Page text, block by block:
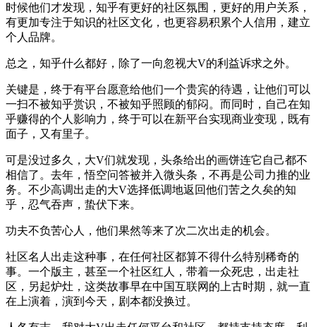
时候他们才发现，知乎有更好的社区氛围，更好的用户关系，
有更加专注于知识的社区文化，也更容易积累个人信用，建立
个人品牌。
总之，知乎什么都好，除了一向忽视大V的利益诉求之外。
关键是，终于有平台愿意给他们一个贵宾的待遇，让他们可以
一扫不被知乎赏识，不被知乎照顾的郁闷。而同时，自己在知
乎赚得的个人影响力，终于可以在新平台实现商业变现，既有
面子，又有里子。
可是没过多久，大V们就发现，头条给出的画饼连它自己都不
相信了。去年，悟空问答被并入微头条，不再是公司力推的业
务。不少高调出走的大V选择低调地返回他们苦之久矣的知
乎，忍气吞声，蛰伏下来。
功夫不负苦心人，他们果然等来了次二次出走的机会。
社区名人出走这种事，在任何社区都算不得什么特别稀奇的
事。一个版主，甚至一个社区红人，带着一众死忠，出走社
区，另起炉灶，这类故事早在中国互联网的上古时期，就一直
在上演着，演到今天，剧本都没换过。